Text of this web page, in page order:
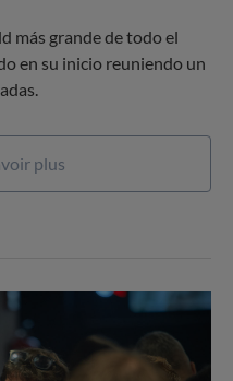
más grande de todo el
en su inicio reuniendo un
plus